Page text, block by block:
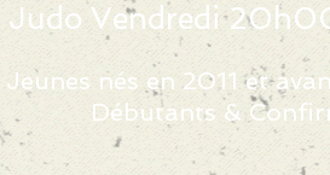
Judo Vendredi
Jeunes nés en 2011 et
Débutants &